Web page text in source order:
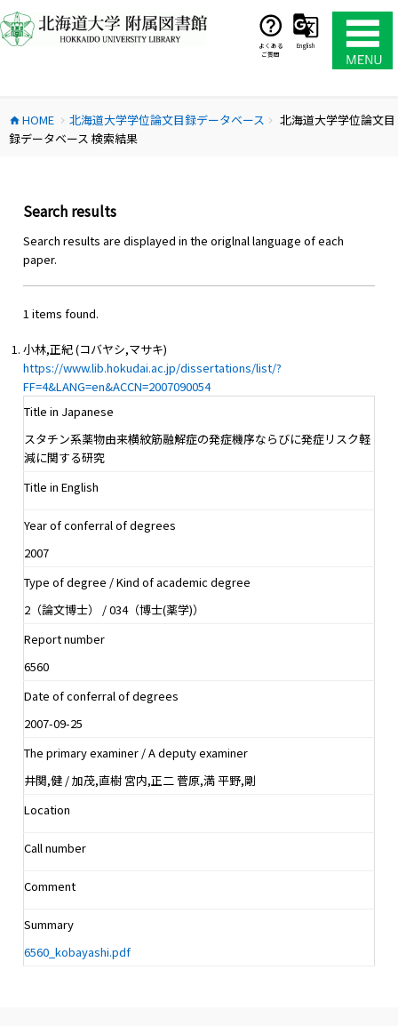
ン
テ
ス
キ
よくある
ご質問
English
home HOME chevron_right 北海道大学学位論文目録データベース chevron_right
北海道大学学位論文目
録データベース 検索結果
Search results
Search results are displayed in the origlnal language of each
paper.
1 items found.
小林,正紀 (コバヤシ,マサキ)
https://www.lib.hokudai.ac.jp/dissertations/list/?
FF=4&LANG=en&ACCN=2007090054
Title in Japanese
スタチン系薬物由来横紋筋融解症の発症機序ならびに発症リスク軽
減に関する研究
Title in English
Year of conferral of degrees
2007
Type of degree / Kind of academic degree
2（論文博士） / 034（博士(薬学)）
Report number
6560
Date of conferral of degrees
2007-09-25
The primary examiner / A deputy examiner
井関,健 / 加茂,直樹 宮内,正二 菅原,満 平野,剛
Location
Call number
Comment
Summary
6560_kobayashi.pdf